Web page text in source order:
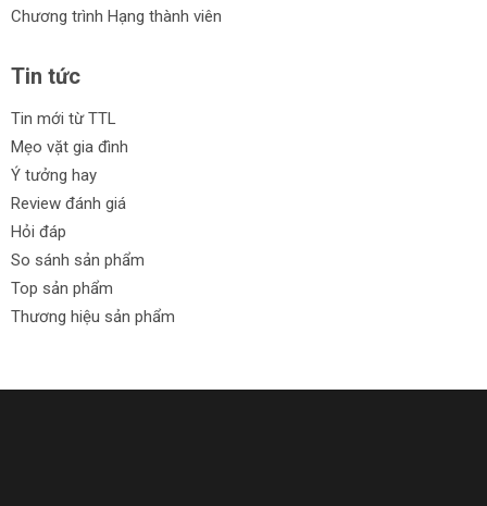
Chương trình Hạng thành viên
Tin tức
Tin mới từ TTL
Mẹo vặt gia đình
Ý tưởng hay
Review đánh giá
Hỏi đáp
So sánh sản phẩm
Top sản phẩm
Thương hiệu sản phẩm